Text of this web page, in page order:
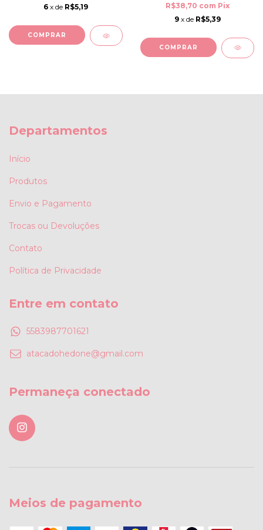
6 x de R$5,19
COMPRAR
R$38,70 com Pix
9 x de R$5,39
COMPRAR
Departamentos
Início
Produtos
Envio e Pagamento
Trocas ou Devoluções
Contato
Política de Privacidade
Entre em contato
5583987701621
atacadohedone@gmail.com
Permaneça conectado
Meios de pagamento